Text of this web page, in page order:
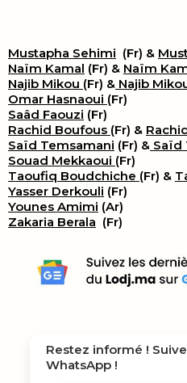
Mustapha Sehimi (Fr) &
Naïm Kamal (Fr) & Naïm
Najib Mikou (Fr) & Najib
Omar Hasnaoui (Fr)
Saâd Faouzi (Fr)
Rachid Boufous (Fr) &
Saïd Temsamani (Fr) & Saïd
Souad Mekkaoui (Fr)
Taoufiq Boudchiche (Fr) &
Yasser Derkouli (Fr)
Younes Amimi (Ar)
Zakaria Berala (Fr)
Restez informé !
WhatsApp !